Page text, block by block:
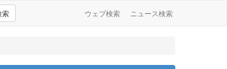
索 ウェブ検索 ニュース検索